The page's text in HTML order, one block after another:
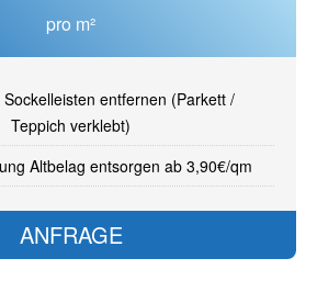
pro m²
entfernen (Parkett /
Teppich verklebt)
Altbelag entsorgen ab 3,90€/qm
ANFRAGE